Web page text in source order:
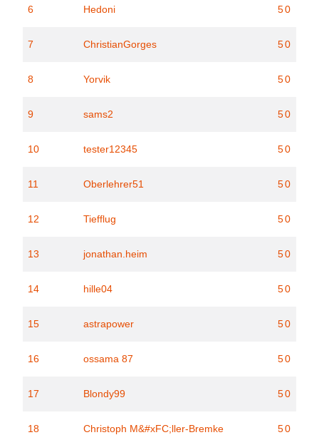
6 Hedoni 50
7 ChristianGorges 50
8 Yorvik 50
9 sams2 50
10 tester12345 50
11 Oberlehrer51 50
12 Tiefflug 50
13 jonathan.heim 50
14 hille04 50
15 astrapower 50
16 ossama 87 50
17 Blondy99 50
18 Christoph M&#xFC;ller-Bremke 50